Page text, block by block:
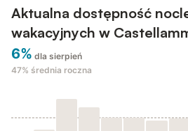
Aktualna dostępność
wakacyjnych w
6% dla sierpień
47% średnia roczna